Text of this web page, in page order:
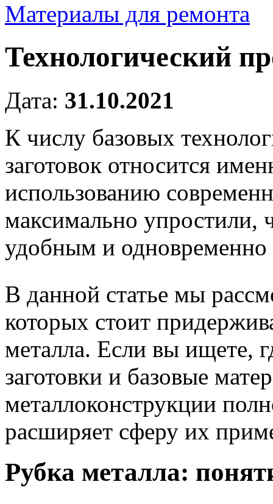
Материалы для ремонта
Технологический
Дата: 31.10.2021
К числу базовых
заготовок относится
использованию
максимально упростили,
удобным и одновременно
В данной статье мы
которых стоит
металла. Если вы ищете,
заготовки и базовые
металлоконструкции
расширяет сферу их
Рубка металла: